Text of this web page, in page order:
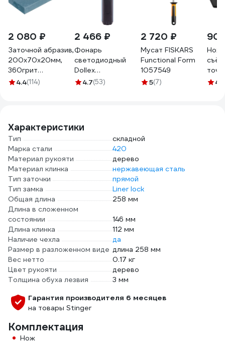
2 080 ₽
Заточной абразив,
200х70х20мм,
360грит
Петроградъ
4.4(114)
2 466 ₽
Фонарь
светодиодный
Dollex
аккумуляторный,
4.7(53)
2 720 ₽
Мусат FISKARS
Functional Form
1057549
5(7) 4.9
Характеристики
Тип
складной
Марка стали
420
Материал рукояти
дерево
Материал клинка
нержавеющая сталь
Тип заточки
прямой
Тип замка
Liner lock
Общая длина
258 мм
Длина в сложенном
состоянии
146 мм
Длина клинка
112 мм
Наличие чехла
да
Размер в разложенном виде длина 258 мм
Вес нетто
0.17 кг
Цвет рукояти
дерево
Толщина обуха лезвия
3 мм
Гарантия производителя 6 месяцев
на товары Stinger
Комплектация
Нож